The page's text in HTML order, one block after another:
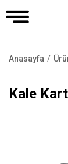
yolu
Anasayfa
Kale